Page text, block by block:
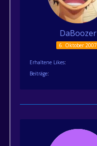
DaBoozer
6. Oktober 2007
Erhaltene Likes
Beiträge